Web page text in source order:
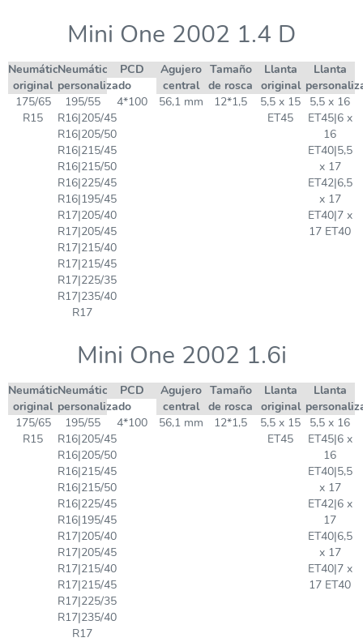
Mini One 2002 1.4 D
Neumático
original
Neumático
personalizado
PCD
Agujero
central
Tamaño
de rosca
Llanta
original
Llanta
175/65
R15
195/55
R16|205/45
R16|205/50
R16|215/45
R16|215/50
R16|225/45
R16|195/45
R17|205/40
R17|205/45
R17|215/40
R17|215/45
R17|225/35
R17|235/40
R17
4*100 56,1 mm 12*1,5
5,5 x 15
ET45
5,5 x 16
ET45|6 x
16
ET40|5,5
x 17
ET42|6,5
x 17
ET40|7 x
17 ET40
Mini One 2002 1.6i
Neumático
original
Neumático
personalizado
PCD
Agujero
central
Tamaño
de rosca
Llanta
original
Llanta
175/65
R15
195/55
R16|205/45
R16|205/50
R16|215/45
R16|215/50
R16|225/45
R16|195/45
R17|205/40
R17|205/45
R17|215/40
R17|215/45
R17|225/35
R17|235/40
R17
4*100 56,1 mm 12*1,5
5,5 x 15
ET45
5,5 x 16
ET45|6 x
16
ET40|5,5
x 17
ET42|6 x
17
ET40|6,5
x 17
ET40|7 x
17 ET40